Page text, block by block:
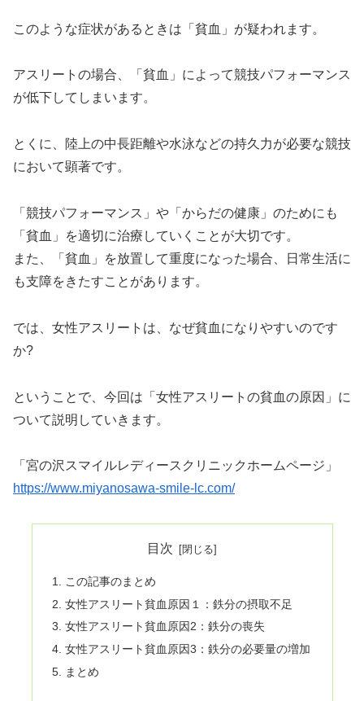
このような症状があるときは「貧血」が疑われます。
アスリートの場合、「貧血」によって競技パフォーマンス
が低下してしまいます。
とくに、陸上の中長距離や水泳などの持久力が必要な競技
において顕著です。
「競技パフォーマンス」や「からだの健康」のためにも
「貧血」を適切に治療していくことが大切です。
また、「貧血」を放置して重度になった場合、日常生活に
も支障をきたすことがあります。
では、女性アスリートは、なぜ貧血になりやすいのです
か?
ということで、今回は「女性アスリートの貧血の原因」に
ついて説明していきます。
「宮の沢スマイルレディースクリニックホームページ」
https://www.miyanosawa-smile-lc.com/
目次
この記事のまとめ
女性アスリート貧血原因１：鉄分の摂取不足
女性アスリート貧血原因2：鉄分の喪失
女性アスリート貧血原因3：鉄分の必要量の増加
まとめ